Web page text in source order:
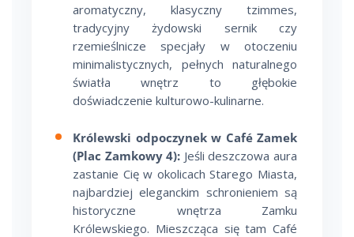
aromatyczny, klasyczny tzimmes,
tradycyjny żydowski sernik czy
rzemieślnicze specjały w otoczeniu
minimalistycznych, pełnych naturalnego
światła wnętrz to głębokie
doświadczenie kulturowo-kulinarne.
Królewski odpoczynek w Café Zamek
(Plac Zamkowy 4): Jeśli deszczowa aura
zastanie Cię w okolicach Starego Miasta,
najbardziej eleganckim schronieniem są
historyczne wnętrza Zamku
Królewskiego. Mieszcząca się tam Café